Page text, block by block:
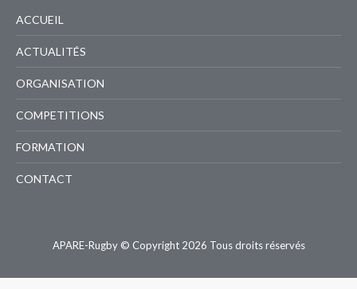
ACCUEIL
ACTUALITÉS
ORGANISATION
COMPETITIONS
FORMATION
CONTACT
APARE-Rugby © Copyright 2026 Tous droits réservés